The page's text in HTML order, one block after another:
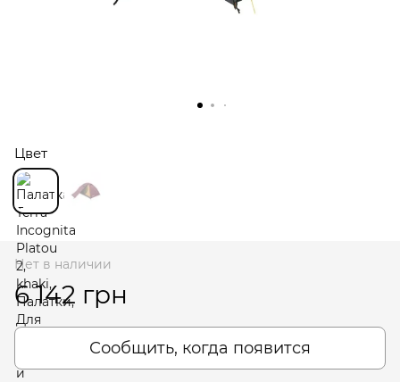
Цвет
Нет в наличии
6 142 грн
Сообщить, когда появится